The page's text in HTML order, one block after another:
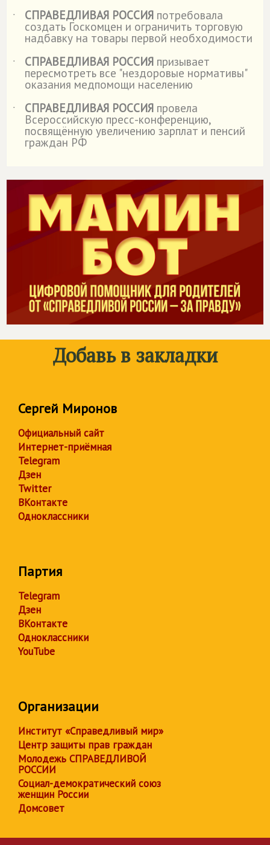
˙
СПРАВЕДЛИВАЯ РОССИЯ потребовала
создать Госкомцен и ограничить торговую
надбавку на товары первой необходимости
˙
СПРАВЕДЛИВАЯ РОССИЯ призывает
пересмотреть все "нездоровые нормативы"
оказания медпомощи населению
˙
СПРАВЕДЛИВАЯ РОССИЯ провела
Всероссийскую пресс-конференцию,
посвящённую увеличению зарплат и пенсий
граждан РФ
Добавь в закладки
Сергей Миронов
Официальный сайт
Интернет-приёмная
Telegram
Дзен
Twitter
ВКонтакте
Одноклассники
Партия
Telegram
Дзен
ВКонтакте
Одноклассники
YouTube
Организации
Институт «Справедливый мир»
Центр защиты прав граждан
Молодежь СПРАВЕДЛИВОЙ
РОССИИ
Социал-демократический союз
женщин России
Домсовет